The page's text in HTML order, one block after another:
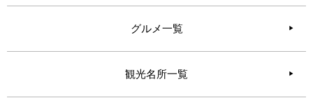
グルメ一覧
観光名所一覧